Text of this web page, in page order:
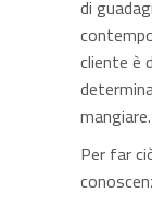
di
cliente è
mangiare.
Per far